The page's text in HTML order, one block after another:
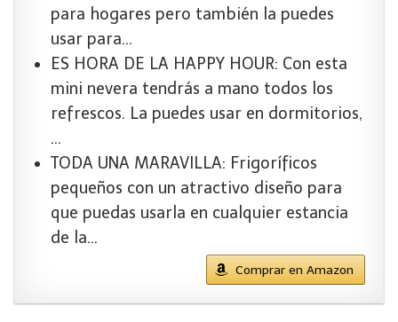
para hogares pero también la puedes
usar para…
ES HORA DE LA HAPPY HOUR: Con esta
mini nevera tendrás a mano todos los
refrescos. La puedes usar en dormitorios,
…
TODA UNA MARAVILLA: Frigoríficos
pequeños con un atractivo diseño para
que puedas usarla en cualquier estancia
de la…
Comprar en Amazon